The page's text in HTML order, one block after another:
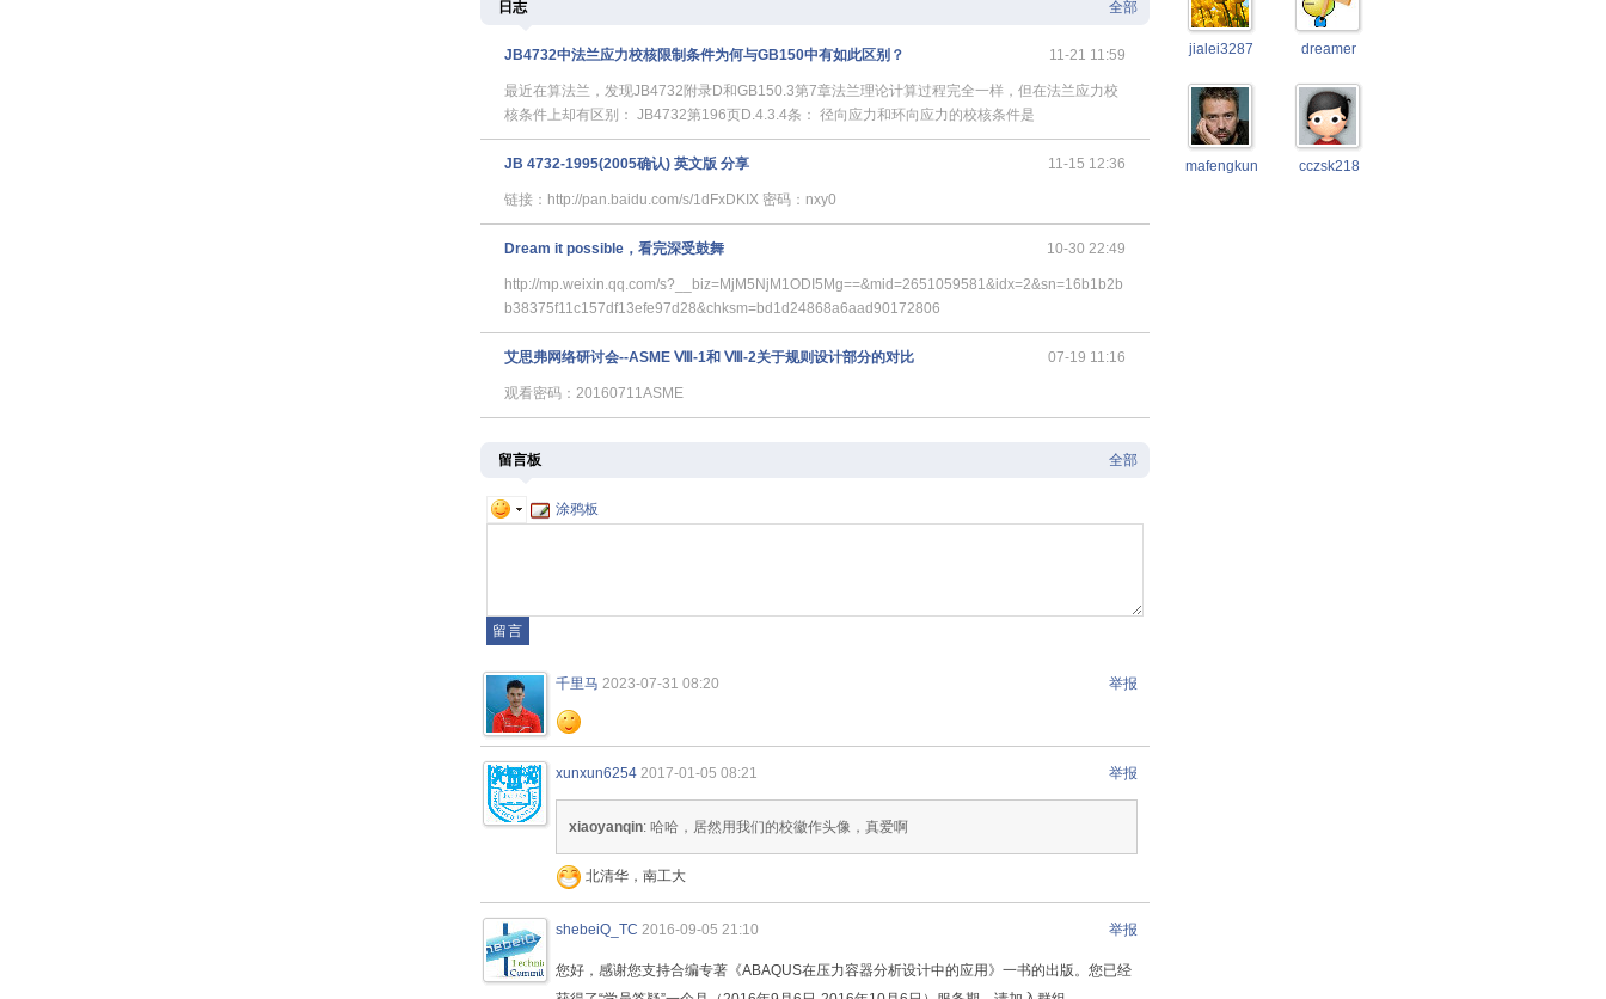
全部
日志
11-21 11:59
JB4732中法兰应力校核限制条件为何与GB150中有如此区别？
最近在算法兰，发现JB4732附录D和GB150.3第7章法兰理论计算过程完全一样，但在法兰应力校
核条件上却有区别： JB4732第196页D.4.3.4条： 径向应力和环向应力的校核条件是
11-15 12:36
JB 4732-1995(2005确认) 英文版 分享
链接：http://pan.baidu.com/s/1dFxDKIX 密码：nxy0
10-30 22:49
Dream it possible，看完深受鼓舞
http://mp.weixin.qq.com/s?__biz=MjM5NjM1ODI5Mg==&mid=2651059581&idx=2&sn=16b1b2b
b38375f11c157df13efe97d28&chksm=bd1d24868a6aad90172806
07-19 11:16
艾思弗网络研讨会--ASME Ⅷ-1和 Ⅷ-2关于规则设计部分的对比
观看密码：20160711ASME
全部
留言板
涂鸦板
举报
千里马 2023-07-31 08:20
举报
xunxun6254 2017-01-05 08:21
xiaoyanqin: 哈哈，居然用我们的校徽作头像，真爱啊
北清华，南工大
举报
shebeiQ_TC 2016-09-05 21:10
您好，感谢您支持合编专著《ABAQUS在压力容器分析设计中的应用》一书的出版。您已经
jialei3287 dreamer
mafengkun cczsk218